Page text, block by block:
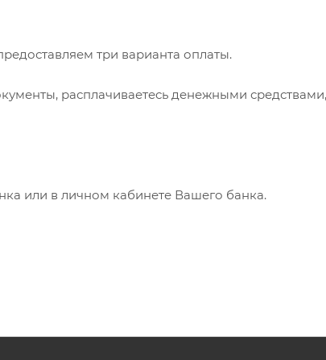
три варианта оплаты.
расплачиваетесь денежными средствами,
или в личном кабинете Вашего банка.